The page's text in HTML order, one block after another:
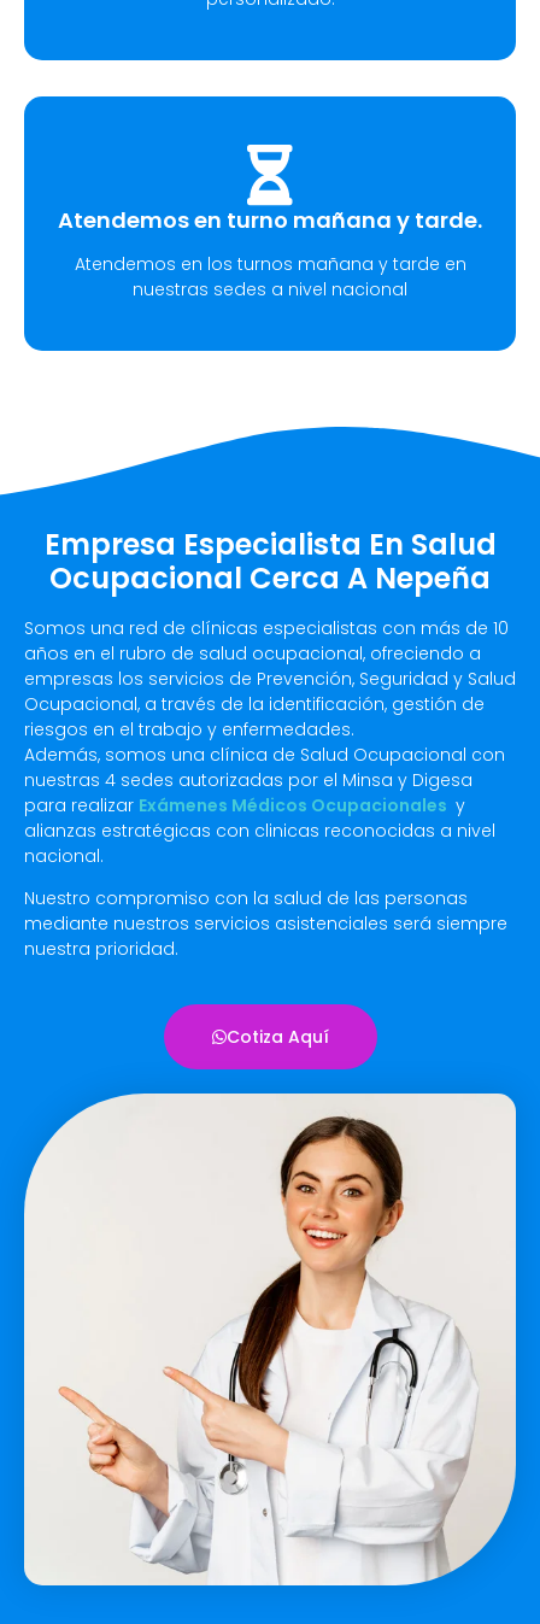
Atendemos en turno mañana y tarde.
Atendemos en los turnos mañana y tarde en
nuestras sedes a nivel nacional
Empresa Especialista En Salud
Ocupacional Cerca A Nepeña
Somos una red de clínicas especialistas con más de 10
años en el rubro de salud ocupacional, ofreciendo a
empresas los servicios de Prevención, Seguridad y Salud
Ocupacional, a través de la identificación, gestión de
riesgos en el trabajo y enfermedades.
Además, somos una clínica de Salud Ocupacional con
nuestras 4 sedes autorizadas por el Minsa y Digesa
para realizar Exámenes Médicos Ocupacionales y
alianzas estratégicas con clinicas reconocidas a nivel
nacional.
Nuestro compromiso con la salud de las personas
mediante nuestros servicios asistenciales será siempre
nuestra prioridad.
Cotiza Aquí